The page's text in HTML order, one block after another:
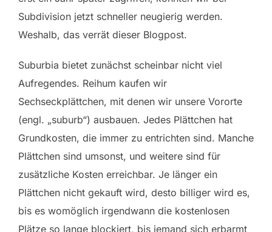
Subdivision jetzt schneller neugierig werden.
Weshalb, das verrät dieser Blogpost.
Suburbia bietet zunächst scheinbar nicht viel
Aufregendes. Reihum kaufen wir
Sechseckplättchen, mit denen wir unsere Vororte
(engl. „suburb“) ausbauen. Jedes Plättchen hat
Grundkosten, die immer zu entrichten sind. Manche
Plättchen sind umsonst, und weitere sind für
zusätzliche Kosten erreichbar. Je länger ein
Plättchen nicht gekauft wird, desto billiger wird es,
bis es womöglich irgendwann die kostenlosen
Plätze so lange blockiert, bis jemand sich erbarmt